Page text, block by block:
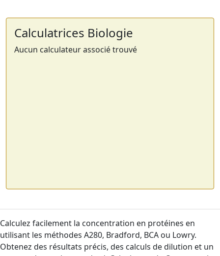
Calculatrices Biologie
Aucun calculateur associé trouvé
Calculez facilement la concentration en protéines en
utilisant les méthodes A280, Bradford, BCA ou Lowry.
Obtenez des résultats précis, des calculs de dilution et un